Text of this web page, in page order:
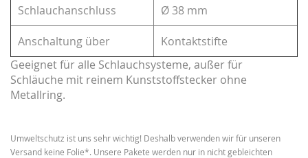
Schlauchanschluss Ø 38 mm
Anschaltung über
Kontaktstifte
Geeignet für alle Schlauchsysteme, außer für
Schläuche mit reinem Kunststoffstecker ohne
Metallring.
Umweltschutz ist uns sehr wichtig! Deshalb verwenden wir für unseren
Versand keine Folie*. Unsere Pakete werden nur in nicht gebleichten